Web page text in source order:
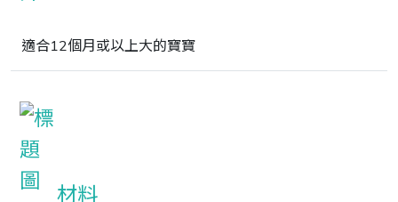
適合12個月或以上大的寶寶
材料